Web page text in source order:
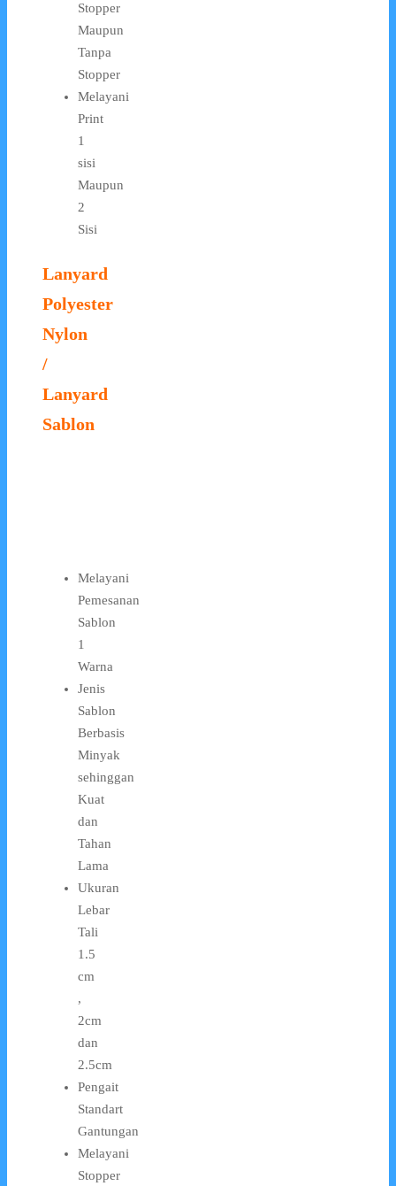
Stopper
Maupun
Tanpa
Stopper
Melayani
Print
1
sisi
Maupun
2
Sisi
Lanyard
Polyester
Nylon
/
Lanyard
Sablon
Melayani
Pemesanan
Sablon
1
Warna
Jenis
Sablon
Berbasis
Minyak
sehinggan
Kuat
dan
Tahan
Lama
Ukuran
Lebar
Tali
1.5
cm
,
2cm
dan
2.5cm
Pengait
Standart
Gantungan
Melayani
Stopper